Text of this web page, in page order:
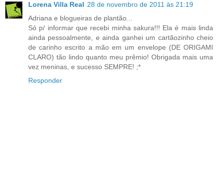
Lorena Villa Real 28 de novembro de 2011 às 21:19
Adriana e blogueiras de plantão...
Só p/ informar que recebi minha sakura!!! Ela é mais linda
ainda pessoalmente, e ainda ganhei um cartãozinho cheio
de carinho escrito a mão em um envelope (DE ORIGAMI
CLARO) tão lindo quanto meu prêmio! Obrigada mais uma
vez meninas, e sucesso SEMPRE! ;*
Responder